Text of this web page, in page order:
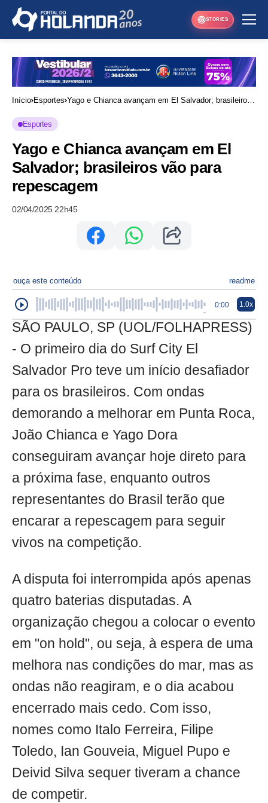
STORIES
Início Esportes Yago e Chianca avançam em El Salvador; brasileiros
Esportes
Yago e Chianca avançam em El
Salvador; brasileiros vão para
repescagem
02/04/2025 22h45
ouça este conteúdo readme
0:00 1.0x
SÃO PAULO, SP (UOL/FOLHAPRESS)
- O primeiro dia do Surf City El
Salvador Pro teve um início desafiador
para os brasileiros. Com ondas
demorando a melhorar em Punta Roca,
João Chianca e Yago Dora
conseguiram avançar hoje direto para
a próxima fase, enquanto outros
representantes do Brasil terão que
encarar a repescagem para seguir
vivos na competição.
A disputa foi interrompida após apenas
quatro baterias disputadas. A
organização chegou a colocar o evento
em "on hold", ou seja, à espera de uma
melhora nas condições do mar, mas as
ondas não reagiram, e o dia acabou
encerrado mais cedo. Com isso,
nomes como Italo Ferreira, Filipe
Toledo, Ian Gouveia, Miguel Pupo e
Deivid Silva sequer tiveram a chance
de competir.